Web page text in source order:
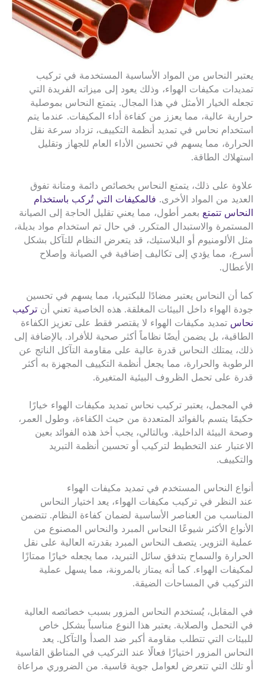
يعتبر النحاس من المواد الأساسية المستخدمة في تركيب
تمديدات مكيفات الهواء، وذلك يعود إلى ميزاته الفريدة التي
تجعله الخيار الأمثل في هذا المجال. يتمتع النحاس بموصلية
حرارية عالية، مما يعزز من كفاءة أداء المكيفات. عندما يتم
استخدام نحاس في تمديد أنظمة التكييف، تزداد سرعة نقل
الحرارة، مما يسهم في تحسين الأداء العام للجهاز وتقليل
استهلاك الطاقة.
علاوة على ذلك، يتمتع النحاس بخصائص دائمة ومتانة تفوق
العديد من المواد الأخرى. فالمكيفات التي تُركب باستخدام
النحاس تتمتع بعمر أطول، مما يعني تقليل الحاجة إلى الصيانة
المستمرة والاستبدال المتكرر. في حال تم استخدام مواد بديلة،
مثل الألومنيوم أو البلاستيك، قد يتعرض النظام للتآكل بشكل
أسرع، مما يؤدي إلى تكاليف إضافية في الصيانة وإصلاح
الأعطال.
كما أن النحاس يعتبر مضادًا للبكتيريا، مما يسهم في تحسين
جودة الهواء داخل البيئات المغلقة. هذه الخاصية تعني أن تركيب
نحاس تمديد مكيفات الهواء لا يقتصر فقط على تعزيز الكفاءة
الطاقية، بل يضمن أيضًا نظاماً أكثر صحية للأفراد. بالإضافة إلى
ذلك، يمتلك النحاس قدرة عالية على مقاومة التآكل الناتج عن
الرطوبة والحرارة، مما يجعل أنظمة التكييف المجهزة به أكثر
قدرة على تحمل الظروف البيئية المتغيرة.
في المجمل، يعتبر تركيب نحاس تمديد مكيفات الهواء خيارًا
حكيمًا يتسم بالفوائد المتعددة من حيث الكفاءة، وطول العمر،
وصحة البيئة الداخلية. وبالتالي، يجب أخذ هذه الفوائد بعين
الاعتبار عند التخطيط لتركيب أو تحسين أنظمة التبريد
والتكييف.
أنواع النحاس المستخدم في تمديد مكيفات الهواء
عند النظر في تركيب مكيفات الهواء، يعد اختيار النحاس
المناسب من العناصر الأساسية لضمان كفاءة النظام. تتضمن
الأنواع الأكثر شيوعًا النحاس المبرد والنحاس المصنوع من
عملية التزوير. يتصف النحاس المبرد بقدرته العالية على نقل
الحرارة والسماح بتدفق سائل التبريد، مما يجعله خيارًا ممتازًا
لمكيفات الهواء. كما أنه يمتاز بالمرونة، مما يسهل عملية
التركيب في المساحات الضيقة.
في المقابل، يُستخدم النحاس المزور بسبب خصائصه العالية
في التحمل والصلابة. يعتبر هذا النوع مناسباً بشكل خاص
للبيئات التي تتطلب مقاومة أكبر ضد الصدأ والتآكل. يعد
النحاس المزور اختيارًا فعالًا عند التركيب في المناطق القاسية
أو تلك التي تتعرض لعوامل جوية قاسية. من الضروري مراعاة